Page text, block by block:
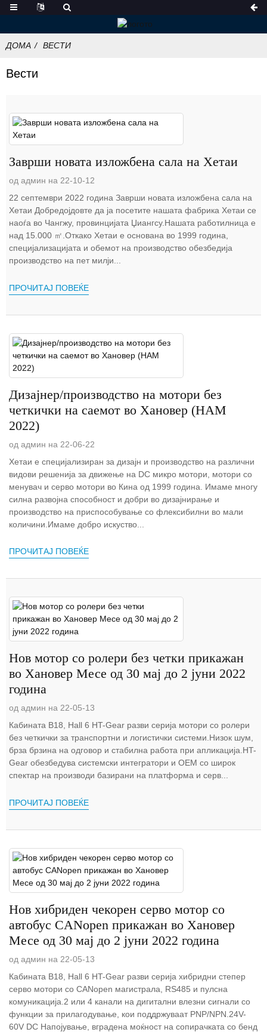
ДОМА ВЕСТИ
Вести
Заврши новата изложбена сала на Хетаи
од админ на 22-10-12
22 септември 2022 година Заврши новата изложбена сала на
Хетаи Добредојдовте да ја посетите нашата фабрика Хетаи се
наоѓа во Чангжу, провинцијата Џиангсу.Нашата работилница е
над 15.000 ㎡.Откако Хетаи е основана во 1999 година,
специјализацијата и обемот на производство обезбедија
производство на пет милји...
ПРОЧИТАЈ ПОВЕЌЕ
Дизајнер/производство на мотори без
четкички на саемот во Хановер (HAM
2022)
од админ на 22-06-22
Хетаи е специјализиран за дизајн и производство на различни
видови решенија за движење на DC микро мотори, мотори со
менувач и серво мотори во Кина од 1999 година. Имаме многу
силна развојна способност и добри во дизајнирање и
производство на приспособување со флексибилни во мали
количини.Имаме добро искуство...
ПРОЧИТАЈ ПОВЕЌЕ
Нов мотор со ролери без четки прикажан
во Хановер Месе од 30 мај до 2 јуни 2022
година
од админ на 22-05-13
Кабината B18, Hall 6 HT-Gear разви серија мотори со ролери
без четкички за транспортни и логистички системи.Низок шум,
брза брзина на одговор и стабилна работа при апликација.HT-
Gear обезбедува системски интегратори и OEM со широк
спектар на производи базирани на платформа и серв...
ПРОЧИТАЈ ПОВЕЌЕ
Нов хибриден чекорен серво мотор со
автобус CANopen прикажан во Хановер
Месе од 30 мај до 2 јуни 2022 година
од админ на 22-05-13
Кабината B18, Hall 6 HT-Gear разви серија хибридни степер
серво мотори со CANopen магистрала, RS485 и пулсна
комуникација.2 или 4 канали на дигитални влезни сигнали со
функции за прилагодување, кои поддржуваат PNP/NPN.24V-
60V DC Напојување, вградена моќност на сопирачката со бенд